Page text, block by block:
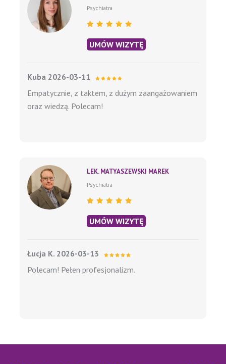
Psychiatra
UMÓW WIZYTĘ
Kuba 2026-03-11
Empatycznie, z taktem, z dużym zaangażowaniem
oraz wiedzą. Polecam!
LEK. MATYASZEWSKI MAREK
Psychiatra
UMÓW WIZYTĘ
Łucja K. 2026-03-13
Polecam! Pełen profesjonalizm.